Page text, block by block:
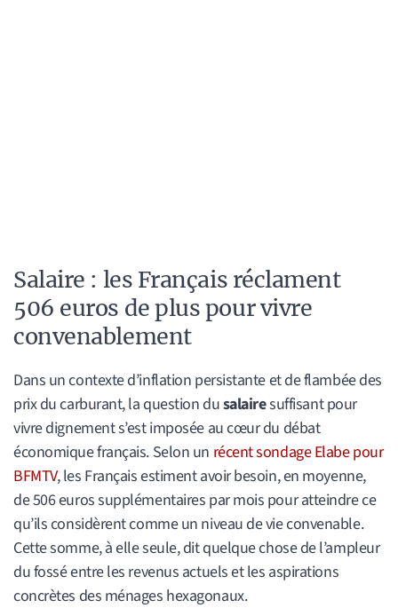
Salaire : les Français réclament
506 euros de plus pour vivre
convenablement
Dans un contexte d’inflation persistante et de flambée des
prix du carburant, la question dusalairesuffisant pour
vivre dignement s’est imposée au cœur du débat
économique français. Selon un récent sondage Elabe pour
BFMTV, les Français estiment avoir besoin, en moyenne,
de 506 euros supplémentaires par mois pour atteindre ce
qu’ils considèrent comme un niveau de vie convenable.
Cette somme, à elle seule, dit quelque chose de l’ampleur
du fossé entre les revenus actuels et les aspirations
concrètes des ménages hexagonaux.